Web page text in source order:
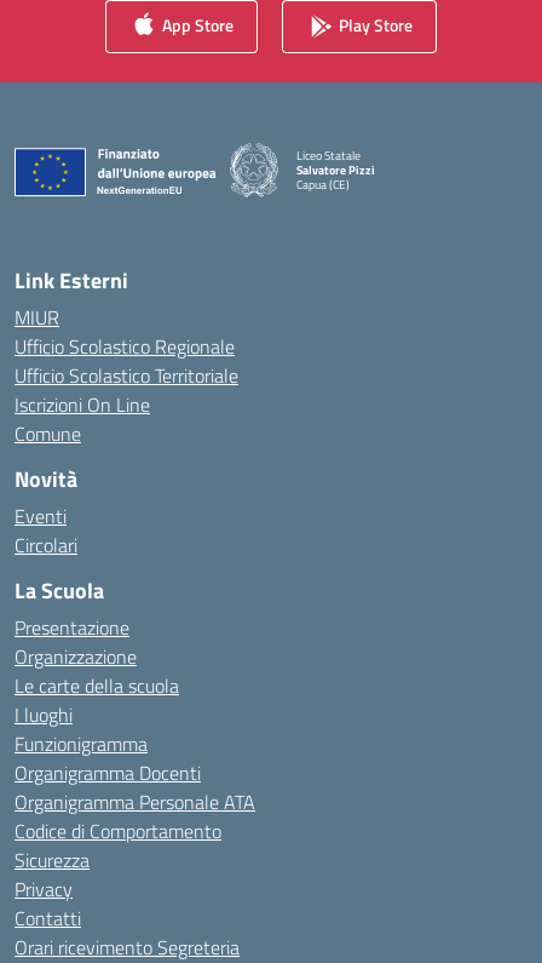
App Store Play Store
Liceo Statale
Salvatore Pizzi
Capua (CE)
— Visita la pagina iniziale della scuola
Link Esterni
MIUR
Ufficio Scolastico Regionale
Ufficio Scolastico Territoriale
Iscrizioni On Line
Comune
Novità
Eventi
Circolari
La Scuola
Presentazione
Organizzazione
Le carte della scuola
I luoghi
Funzionigramma
Organigramma Docenti
Organigramma Personale ATA
Codice di Comportamento
Sicurezza
Privacy
Contatti
Orari ricevimento Segreteria